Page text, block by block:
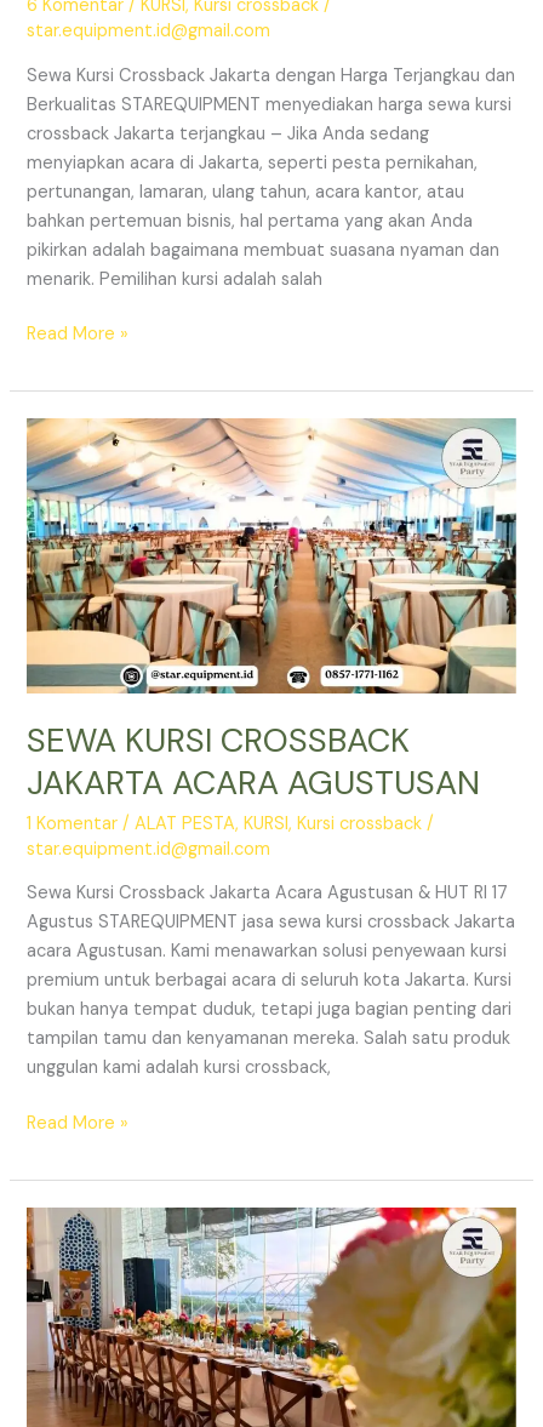
6 Komentar /KURSI,Kursi crossback /
star.equipment.id@gmail.com
Sewa Kursi Crossback Jakarta dengan Harga Terjangkau dan
Berkualitas STAREQUIPMENT menyediakan harga sewa kursi
crossback Jakarta terjangkau – Jika Anda sedang
menyiapkan acara di Jakarta, seperti pesta pernikahan,
pertunangan, lamaran, ulang tahun, acara kantor, atau
bahkan pertemuan bisnis, hal pertama yang akan Anda
pikirkan adalah bagaimana membuat suasana nyaman dan
menarik. Pemilihan kursi adalah salah
HARGA
KURSI
CROSSBACK
JAKARTA
Read More »
SEWA KURSI CROSSBACK
JAKARTA ACARA AGUSTUSAN
1 Komentar /ALAT PESTA,KURSI,Kursi crossback /
star.equipment.id@gmail.com
Sewa Kursi Crossback Jakarta Acara Agustusan & HUT RI 17
Agustus STAREQUIPMENT jasa sewa kursi crossback Jakarta
acara Agustusan. Kami menawarkan solusi penyewaan kursi
premium untuk berbagai acara di seluruh kota Jakarta. Kursi
bukan hanya tempat duduk, tetapi juga bagian penting dari
tampilan tamu dan kenyamanan mereka. Salah satu produk
unggulan kami adalah kursi crossback,
SEWA
CROSSBACK
JAKARTA
ACARA
AGUSTUSAN
Read More »